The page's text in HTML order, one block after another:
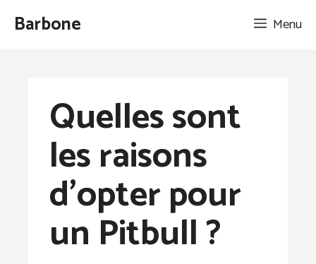
AllerBarbone Menu
Quelles sont
les raisons
d’opter pour
un Pitbull ?